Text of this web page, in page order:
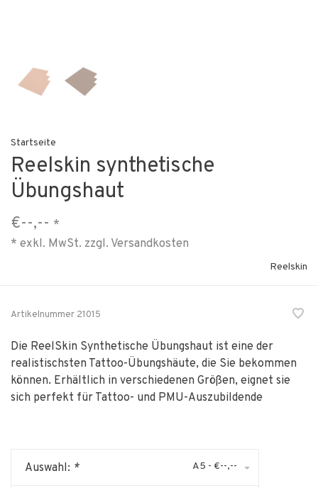
Startseite
Reelskin synthetische
Übungshaut
€--,-- *
* exkl. MwSt. zzgl. Versandkosten
Reelskin
Artikelnummer 21015
Die ReelSkin Synthetische Übungshaut ist eine der
realistischsten Tattoo-Übungshäute, die Sie bekommen
können. Erhältlich in verschiedenen Größen, eignet sie
sich perfekt für Tattoo- und PMU-Auszubildende
Auswahl: * A5 - €--,--